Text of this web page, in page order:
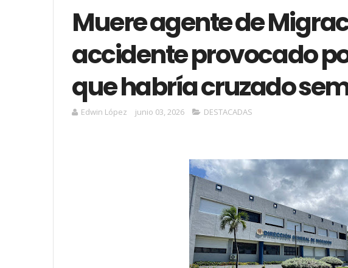
Muere agente de
accidente provocado
que habría cruzado
Edwin López junio 03, 2026 DESTACADAS